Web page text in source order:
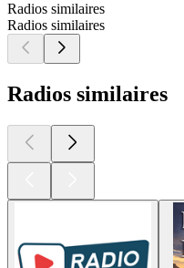
Radios similaires
Radios similaires
Radios similaires